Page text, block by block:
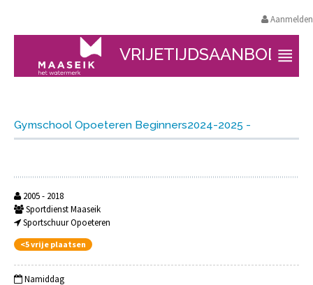
Aanmelden
VRIJETIJDSAANBOD
Gymschool Opoeteren Beginners2024-2025 -
2005 - 2018
Sportdienst Maaseik
Sportschuur Opoeteren
<5 vrije plaatsen
Namiddag